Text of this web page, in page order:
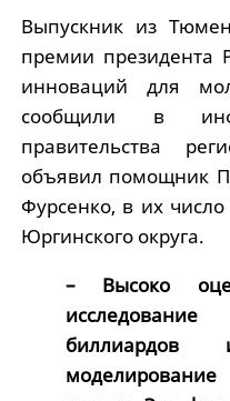
Выпускник из
премии президента
инноваций для
сообщили в
правительства
объявил помощник
Фурсенко, в их
Юргинского округа.
– Высоко
биллиардов